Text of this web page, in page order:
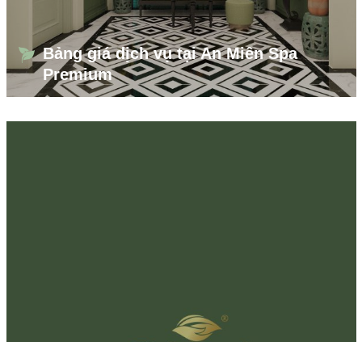
Bảng giá dịch vụ tại An Miên Spa
Premium